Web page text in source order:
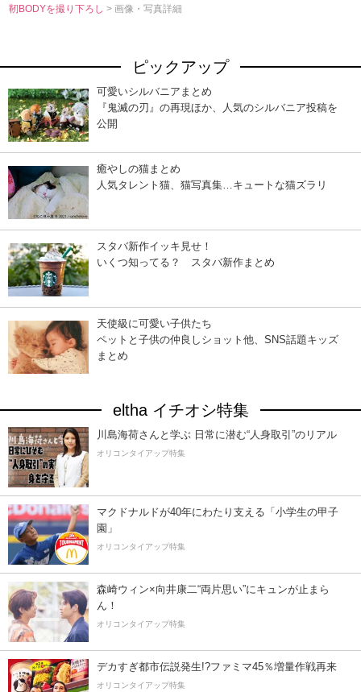
靭BODYを撮り下ろし> 画像・写真詳細
ピックアップ
可愛いシルバニアまとめ
『鬼滅の刃』の再現ほか、人気のシルバニア投稿を
公開
癒やしの猫まとめ
人気タレント猫、猫写真集…キュートな猫ズラリ
スタバ新作イッキ見せ！
いくつ知ってる？ スタバ新作まとめ
天使級に可愛い子供たち
ペットと子供の仲良しショット他、SNS話題キッズ
まとめ
eltha イチオシ特集
川島海荷さんと学ぶ 日常に潜む“人身取引”のリアル
オリコンタイアップ特集
マクドナルドが40年にわたり支える「小学生の甲子
園」
オリコンタイアップ特集
森崎ウィン×向井康二“両片思い”にキュンが止まら
ん！
オリコンタイアップ特集
デカすぎ都市伝説発生!?ファミマ45％増量作戦再来
オリコンタイアップ特集